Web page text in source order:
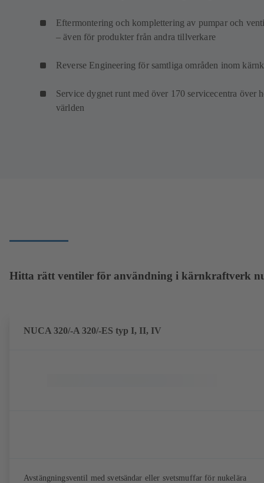
Eftermontering och komplettering av pumpar och
– även för produkter från andra tillverkare
Reverse Engineering för samtliga områden inom
Service dygnet runt med över 170 servicecentra över
världen
Hitta rätt ventiler för användning i kärnkraftverk
NUCA 320/-A 320/-ES typ I, II, IV
Avstängningsventil med svetsändar eller svetsmuffar för nukelära